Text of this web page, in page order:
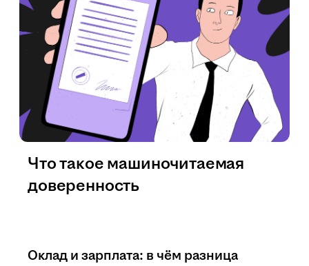
Оклад и зарплата: в чём разница
Что такое машиночитаемая
доверенность